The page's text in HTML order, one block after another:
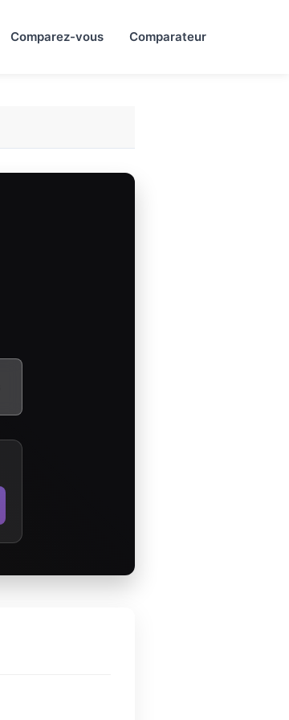
Comparez-vous Comparateur